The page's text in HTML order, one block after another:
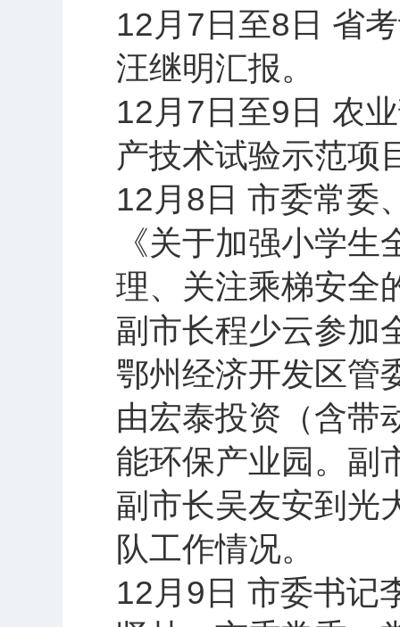
12月7日至8日 省
汪继明汇报。
12月7日至9日 农
产技术试验示范项
12月8日 市委常委
《关于加强小学
理、关注乘梯安全
副市长程少云参加
鄂州经济开发区管
由宏泰投资（含带
能环保产业园。副
副市长吴友安到光
队工作情况。
12月9日 市委书记